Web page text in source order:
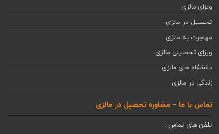
ویزای مالزی
تحصیل در مالزی
مهاجرت به مالزی
ویزای تحصیلی مالزی
دانشگاه های مالزی
زندگی در مالزی
تماس با ما – مشاوره تحصیل در مالزی
تلفن های تماس :